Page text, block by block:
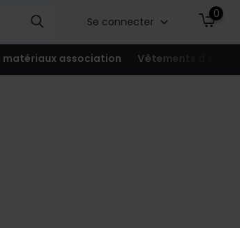
Se connecter
0
matériaux association Vêtements